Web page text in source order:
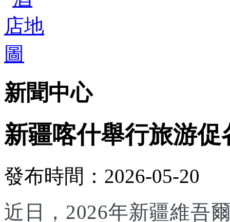
新聞中心
新疆喀什舉行旅游
發布時間：2026-05-20
近日，2026年新疆維吾